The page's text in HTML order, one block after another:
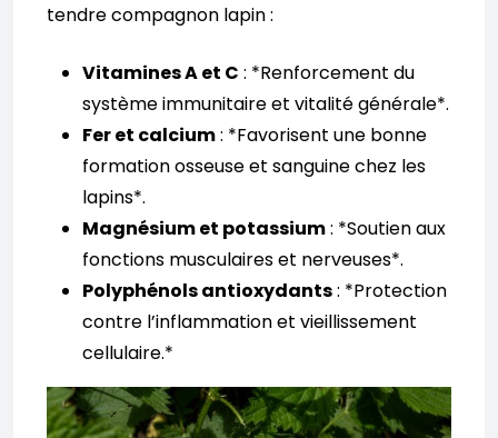
tendre compagnon lapin :
Vitamines A et C : *Renforcement du
système immunitaire et vitalité générale*.
Fer et calcium: *Favorisent une bonne
formation osseuse et sanguine chez les
lapins*.
Magnésium et potassium: *Soutien aux
fonctions musculaires et nerveuses*.
Polyphénols antioxydants: *Protection
contre l’inflammation et vieillissement
cellulaire.*